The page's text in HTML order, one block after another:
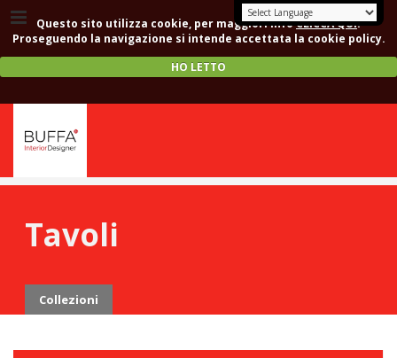
Questo sito utilizza cookie, per maggiori infoCLICCA QUI.
Proseguendo la navigazione si intende accettata la cookie policy.
HO LETTO
Tavoli
Collezioni